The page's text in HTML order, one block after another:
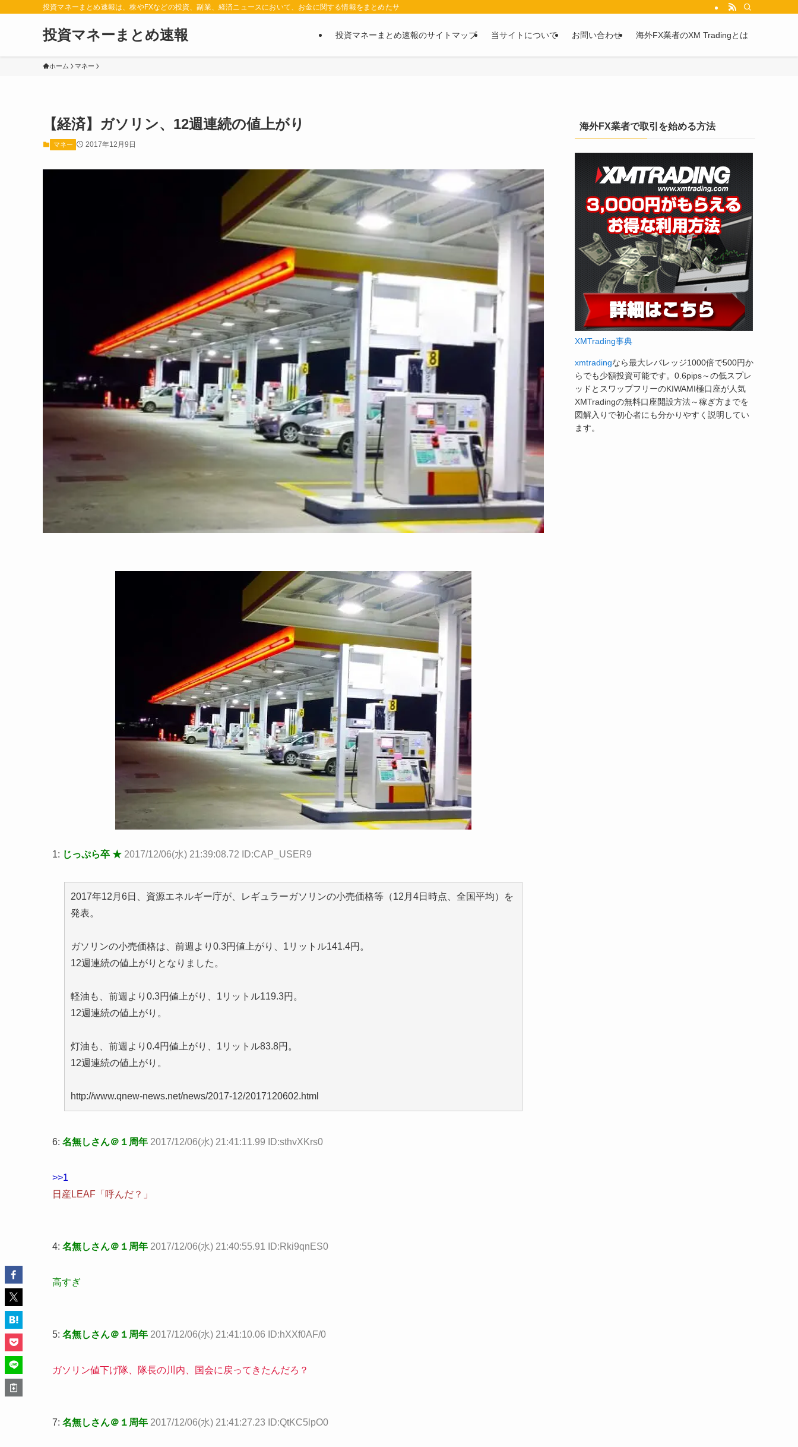
投資マネーまとめ速報は、株やFXなどの投資、副業、経済ニュースにおいて、お金に関する情報をまとめたサイトです。お金に関する情報の口コミや評判を2chや5chからピックアップしています。
投資マネーまとめ速報 投資マネーまとめ速報のサイトマップ 当サイトについて お問い合わせ 海外FX業者のXM Tradingとは
ホーム マネー
【経済】ガソリン、12週連続の値上がり
マネー 2017年12月9日
1: じっぷら卒 ★ 2017/12/06(水) 21:39:08.72 ID:CAP_USER9
2017年12月6日、資源エネルギー庁が、レギュラーガソリンの小売価格等（12月4日時点、全国平均）を
発表。
ガソリンの小売価格は、前週より0.3円値上がり、1リットル141.4円。
12週連続の値上がりとなりました。
軽油も、前週より0.3円値上がり、1リットル119.3円。
12週連続の値上がり。
灯油も、前週より0.4円値上がり、1リットル83.8円。
12週連続の値上がり。
http://www.qnew-news.net/news/2017-12/2017120602.html
6: 名無しさん＠１周年 2017/12/06(水) 21:41:11.99 ID:sthvXKrs0
>>1
日産LEAF「呼んだ？」
4: 名無しさん＠１周年 2017/12/06(水) 21:40:55.91 ID:Rki9qnES0
高すぎ
5: 名無しさん＠１周年 2017/12/06(水) 21:41:10.06 ID:hXXf0AF/0
ガソリン値下げ隊、隊長の川内、国会に戻ってきたんだろ？
7: 名無しさん＠１周年 2017/12/06(水) 21:41:27.23 ID:QtKC5lpO0
海外FX業者で取引を始める方法
XMTrading事典
xmtradingなら最大レバレッジ1000倍で500円か
らでも少額投資可能です。0.6pips～の低スプレ
ッドとスワップフリーのKIWAMI極口座が人気
XMTradingの無料口座開設方法～稼ぎ方までを
図解入りで初心者にも分かりやすく説明してい
ます。